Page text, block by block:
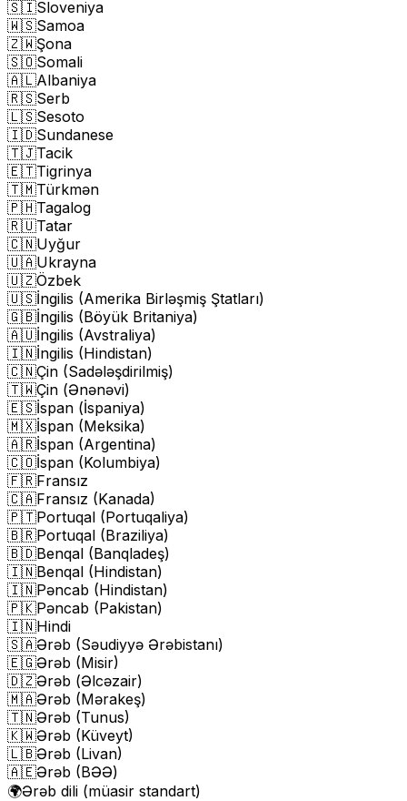
🇸🇮Sloveniya
🇼🇸Samoa
🇿🇼Şona
🇸🇴Somali
🇦🇱Albaniya
🇷🇸Serb
🇱🇸Sesoto
🇮🇩Sundanese
🇹🇯Tacik
🇪🇹Tigrinya
🇹🇲Türkmən
🇵🇭Tagalog
🇷🇺Tatar
🇨🇳Uyğur
🇺🇦Ukrayna
🇺🇿Özbek
🇺🇸İngilis (Amerika Birləşmiş Ştatları)
🇬🇧İngilis (Böyük Britaniya)
🇦🇺İngilis (Avstraliya)
🇮🇳İngilis (Hindistan)
🇨🇳Çin (Sadələşdirilmiş)
🇹🇼Çin (Ənənəvi)
🇪🇸İspan (İspaniya)
🇲🇽İspan (Meksika)
🇦🇷İspan (Argentina)
🇨🇴İspan (Kolumbiya)
🇫🇷Fransız
🇨🇦Fransız (Kanada)
🇵🇹Portuqal (Portuqaliya)
🇧🇷Portuqal (Braziliya)
🇧🇩Benqal (Banqladeş)
🇮🇳Benqal (Hindistan)
🇮🇳Pəncab (Hindistan)
🇵🇰Pəncab (Pakistan)
🇮🇳Hindi
🇸🇦Ərəb (Səudiyyə Ərəbistanı)
🇪🇬Ərəb (Misir)
🇩🇿Ərəb (Əlcəzair)
🇲🇦Ərəb (Mərakeş)
🇹🇳Ərəb (Tunus)
🇰🇼Ərəb (Küveyt)
🇱🇧Ərəb (Livan)
🇦🇪Ərəb (BƏƏ)
🌍Ərəb dili (müasir standart)